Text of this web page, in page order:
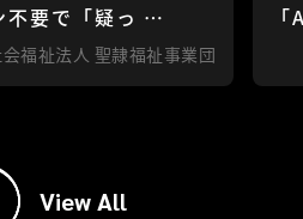
要で「疑っ …
福祉法人 聖隷福祉事業団
View All